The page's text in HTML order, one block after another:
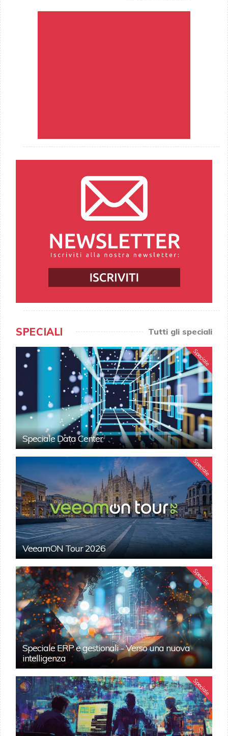
SPECIALI Tutti gli speciali
Speciale
Speciale Data Center
Speciale
VeeamON Tour 2026
Speciale
Speciale ERP e gestionali - Verso una nuova
intelligenza
Speciale